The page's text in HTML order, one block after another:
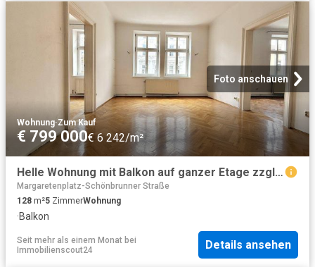
Foto anschauen
Wohnung·Zum Kauf
€ 799 000€ 6 242/m²
Helle Wohnung mit Balkon auf ganzer Etage zzgl. Rohdachboden, Nähe Einsiedlerpark
Margaretenplatz-Schönbrunner Straße
128 m²5 ZimmerWohnung
·Balkon
Seit mehr als einem Monat bei
Immobilienscout24
Details ansehen